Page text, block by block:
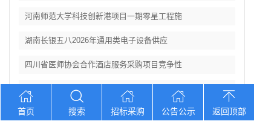
河南师范大学科技创新港项目一期零星工程施
湖南长银五八2026年通用类电子设备供应
四川省医师协会合作酒店服务采购项目竞争性
江苏苏州市能源发展集团有限公司关于常规燃
首页 搜索 招标采购 公告公示 返回顶部